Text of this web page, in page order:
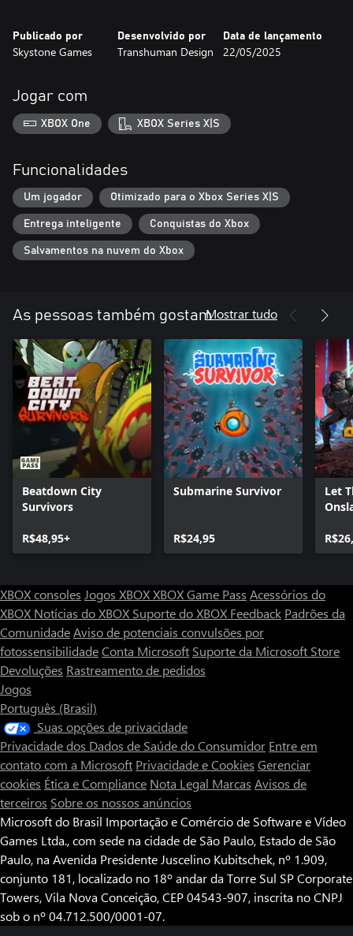
- Um Papai Noel desempregado e embriagado
- Um corretor bêbado
Não podes dizer que és um Maníaco sem um sistema pronto
para a destruição e o caos! Com desvios doentios da física de
condução e reacções em cadeia prontas a explodir, o mundo é
uma IA agressiva determinada a apanhar-te, por isso não te
⠀⠀⠀⠀⠀⠀⠀⠀⠀⠀⠀⠀jOIn iN on the MaYHeM aND rEaCh the
HiGheSt LeVeL!
Publicado por
Skystone Games
Desenvolvido por
Transhuman Design
Data de lançamento
22/05/2025
Jogar com
XBOX One XBOX Series X|S
Funcionalidades
Um jogador Otimizado para o Xbox Series X|S
Entrega inteligente Conquistas do Xbox
Salvamentos na nuvem do Xbox
As pessoas também gostamMostrar tudo
Beatdown City
Survivors
R$48,95+
Submarine Survivor
R$24,95
Let
XBOX consoles Jogos XBOXXBOX Game Pass Acessórios do
XBOX Notícias do XBOX Suporte do XBOX Feedback Padrões da
ComunidadeAviso de potenciais convulsões por
fotossensibilidadeConta Microsoft Suporte da Microsoft Store
Devoluções Rastreamento de pedidos
Jogos
Português (Brasil)
Suas opções de privacidade
Privacidade dos Dados de Saúde do Consumidor Entre em
contato com a Microsoft Privacidade e Cookies Gerenciar
cookies Ética e Compliance Nota Legal Marcas Avisos de
terceiros Sobre os nossos anúncios
Microsoft do Brasil Importação e Comércio de Software e Vídeo
Games Ltda., com sede na cidade de São Paulo, Estado de São
Paulo, na Avenida Presidente Juscelino Kubitschek, nº 1.909,
conjunto 181, localizado no 18º andar da Torre Sul SP Corporate
Towers, Vila Nova Conceição, CEP 04543-907, inscrita no CNPJ
sob o nº 04.712.500/0001-07.